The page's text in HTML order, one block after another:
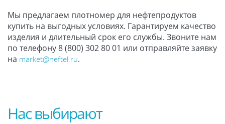
Мы предлагаем плотномер для нефтепродуктов
купить на выгодных условиях. Гарантируем качество
изделия и длительный срок его службы. Звоните нам
по телефону 8 (800) 302 80 01 или отправляйте заявку
на market@neftel.ru.
Нас выбирают